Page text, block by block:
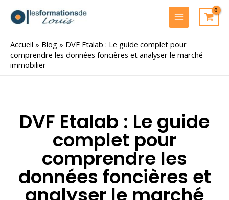
MAIN
MENU
Accueil » Blog » DVF Etalab : Le guide complet pour
comprendre les données foncières et analyser le marché
immobilier
DVF Etalab : Le guide
complet pour
comprendre les
données foncières et